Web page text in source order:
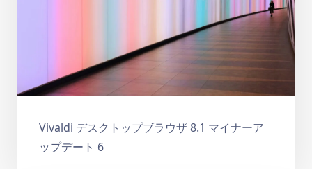
Vivaldi デスクトップブラウザ 8.1 マイナーア
ップデート 6